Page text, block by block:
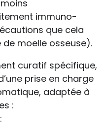
immuno-
que cela
moelle osseuse).
curatif spécifique,
prise en charge
adaptée à
: